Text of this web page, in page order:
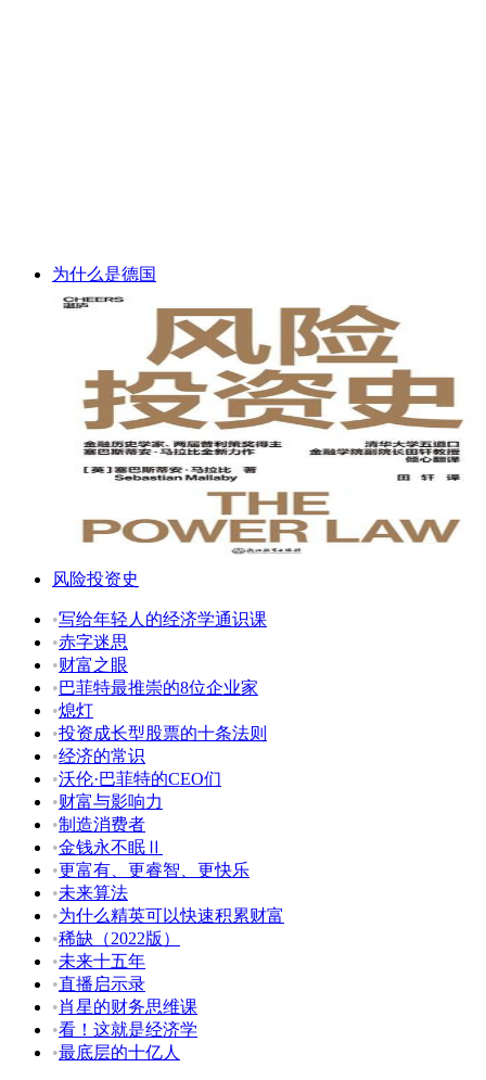
为什么是德国
风险投资史
•写给年轻人的经济学通识课
•赤字迷思
•财富之眼
•巴菲特最推崇的8位企业家
•熄灯
•投资成长型股票的十条法则
•经济的常识
•沃伦·巴菲特的CEO们
•财富与影响力
•制造消费者
•金钱永不眠Ⅱ
•更富有、更睿智、更快乐
•未来算法
•为什么精英可以快速积累财富
•稀缺（2022版）
•未来十五年
•直播启示录
•肖星的财务思维课
•看！这就是经济学
•最底层的十亿人